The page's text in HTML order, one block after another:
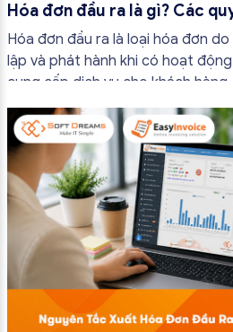
Hóa đơn đầu ra là gì? Các
bắt buộc mới nhất
Hóa đơn đầu ra là loại hóa đơn
lập và phát hành khi có hoạt
cung cấp dịch vụ cho khách
quy trình vận hành và tránh được
chính không đáng có nếu nắm rõ